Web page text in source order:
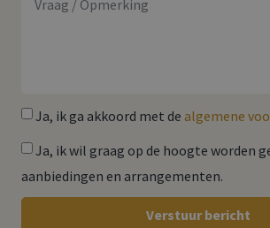
Ja, ik ga akkoord met de algemene
Ja, ik wil graag op de hoogte worden
aanbiedingen en arrangementen.
Verstuur bericht